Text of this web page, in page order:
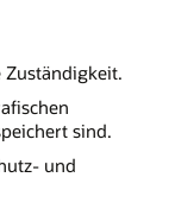
sind.
und